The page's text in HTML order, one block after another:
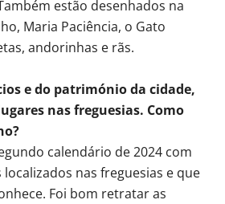
estão desenhados na
Maria Paciência, o Gato
andorinhas e rãs.
e do património da cidade,
nas freguesias. Como
calendário de 2024 com
nas freguesias e que
Foi bom retratar as